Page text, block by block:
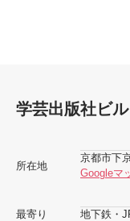
学芸出版社ビ
所在地
京都市下
Googleマ
最寄り 地下鉄・